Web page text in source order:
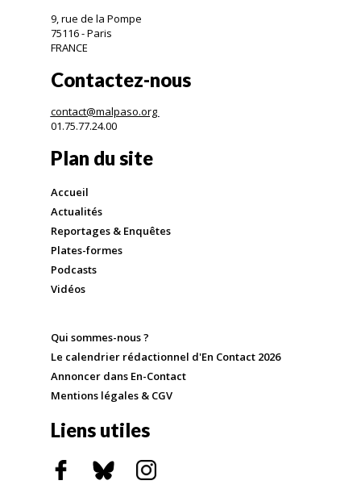
9, rue de la Pompe
75116 - Paris
FRANCE
Contactez-nous
contact@malpaso.org
01.75.77.24.00
Plan du site
Accueil
Actualités
Reportages & Enquêtes
Plates-formes
Podcasts
Vidéos
Qui sommes-nous ?
Le calendrier rédactionnel d'En Contact 2026
Annoncer dans En-Contact
Mentions légales & CGV
Liens utiles